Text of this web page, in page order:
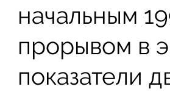
начальным
прорывом в
показатели